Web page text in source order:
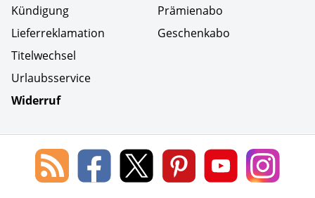
Kündigung
Lieferreklamation
Titelwechsel
Urlaubsservice
Widerruf
Prämienabo
Geschenkabo
Social Media
Blog
des
Lorenz
Leserservice
Lorenz
Leserservice
Lorenz
Leserservice
Lorenz
Leserservice
Lorenz